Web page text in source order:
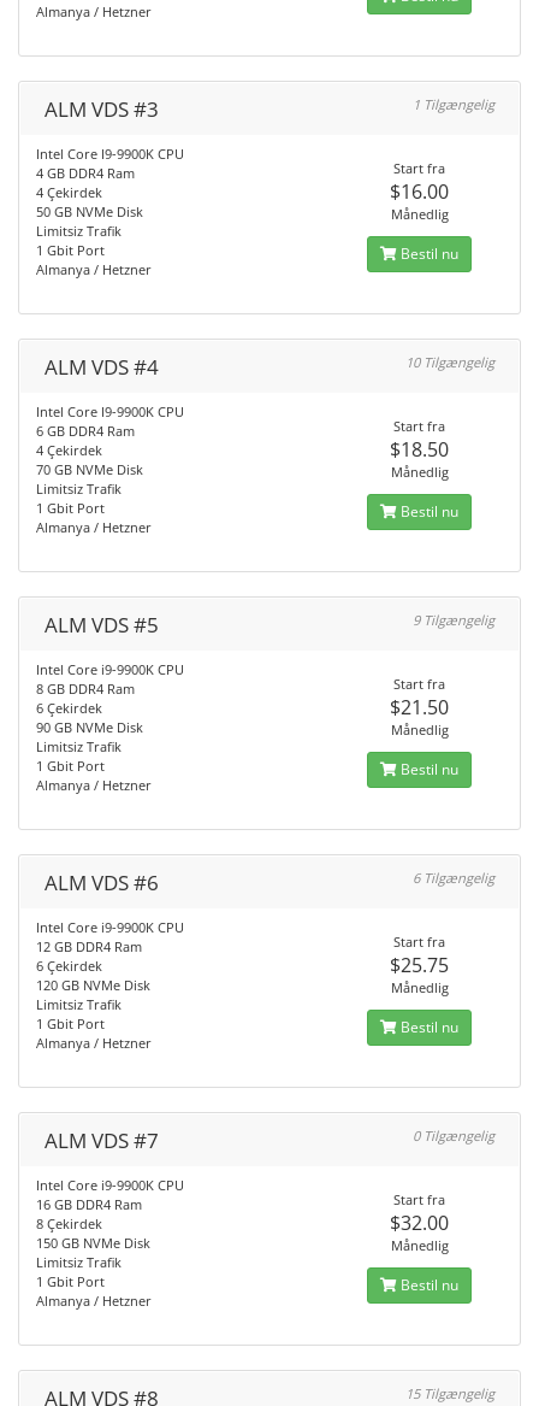
Almanya / Hetzner
ALM VDS #3 1 Tilgængelig
Intel Core I9-9900K CPU
4 GB DDR4 Ram
4 Çekirdek
50 GB NVMe Disk
Limitsiz Trafik
1 Gbit Port
Almanya / Hetzner
Start fra
$16.00
Månedlig
Bestil nu
ALM VDS #4 10 Tilgængelig
Intel Core I9-9900K CPU
6 GB DDR4 Ram
4 Çekirdek
70 GB NVMe Disk
Limitsiz Trafik
1 Gbit Port
Almanya / Hetzner
Start fra
$18.50
Månedlig
Bestil nu
ALM VDS #5 9 Tilgængelig
Intel Core i9-9900K CPU
8 GB DDR4 Ram
6 Çekirdek
90 GB NVMe Disk
Limitsiz Trafik
1 Gbit Port
Almanya / Hetzner
Start fra
$21.50
Månedlig
Bestil nu
ALM VDS #6 6 Tilgængelig
Intel Core i9-9900K CPU
12 GB DDR4 Ram
6 Çekirdek
120 GB NVMe Disk
Limitsiz Trafik
1 Gbit Port
Almanya / Hetzner
Start fra
$25.75
Månedlig
Bestil nu
ALM VDS #7 0 Tilgængelig
Intel Core i9-9900K CPU
16 GB DDR4 Ram
8 Çekirdek
150 GB NVMe Disk
Limitsiz Trafik
1 Gbit Port
Almanya / Hetzner
Start fra
$32.00
Månedlig
Bestil nu
ALM VDS #8 15 Tilgængelig